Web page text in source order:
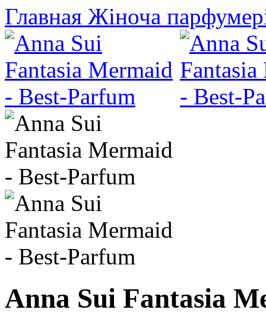
Главная Жіноча
Anna Sui Fantasia